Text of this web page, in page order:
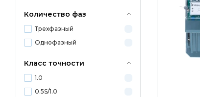
Количество фаз
Трехфазный
Однофазный
Класс точности
1.0
0.5S/1.0